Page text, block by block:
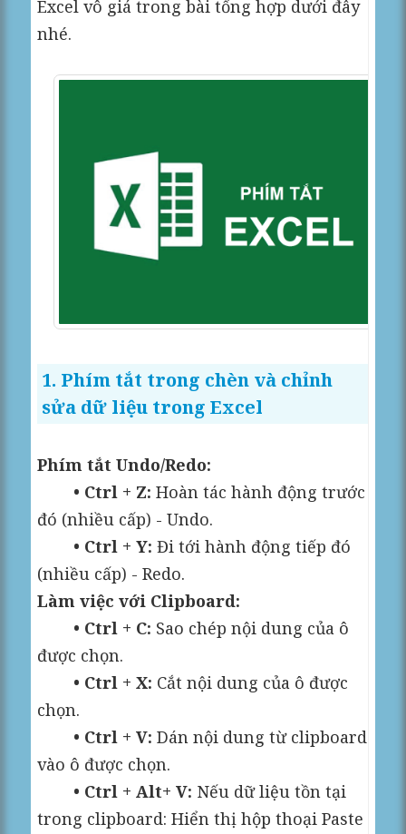
Excel vô giá trong bài tổng hợp dưới đây
nhé.
1. Phím tắt trong chèn và chỉnh
sửa dữ liệu trong Excel
Phím tắt Undo/Redo:
• Ctrl + Z: Hoàn tác hành động trước
đó (nhiều cấp) - Undo.
• Ctrl + Y: Đi tới hành động tiếp đó
(nhiều cấp) - Redo.
Làm việc với Clipboard:
• Ctrl + C: Sao chép nội dung của ô
được chọn.
• Ctrl + X: Cắt nội dung của ô được
chọn.
• Ctrl + V: Dán nội dung từ clipboard
vào ô được chọn.
• Ctrl + Alt+ V: Nếu dữ liệu tồn tại
trong clipboard: Hiển thị hộp thoại Paste